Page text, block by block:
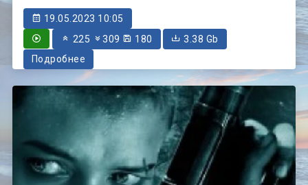
19.05.2023 10:05
225
309 180
3.38 Gb
Подробнее